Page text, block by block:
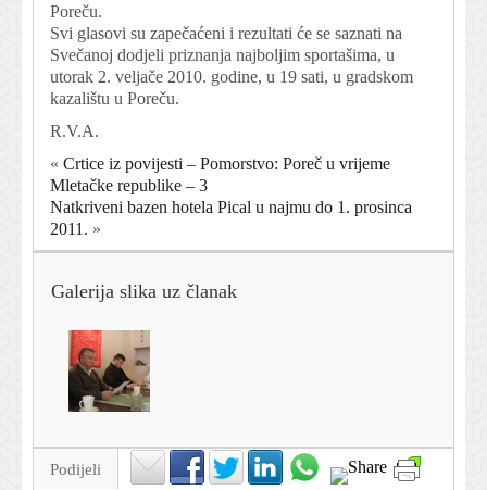
Poreču.
Svi glasovi su zapečaćeni i rezultati će se saznati na
Svečanoj dodjeli priznanja najboljim sportašima, u
utorak 2. veljače 2010. godine, u 19 sati, u gradskom
kazalištu u Poreču.
R.V.A.
« Crtice iz povijesti – Pomorstvo: Poreč u vrijeme
Mletačke republike – 3
Natkriveni bazen hotela Pical u najmu do 1. prosinca
2011. »
Galerija slika uz članak
Podijeli